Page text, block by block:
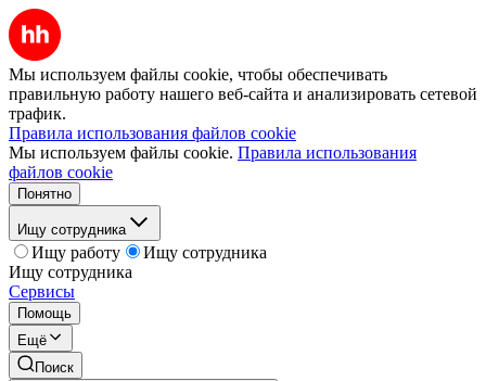
Мы используем файлы cookie, чтобы обеспечивать
правильную работу нашего веб-сайта и анализировать сетевой
трафик.
Правила использования файлов cookie
Мы используем файлы cookie. Правила использования
файлов cookie
Понятно
Ищу сотрудника
Ищу работу
Ищу сотрудника
Ищу сотрудника
Сервисы
Помощь
Ещё
Поиск